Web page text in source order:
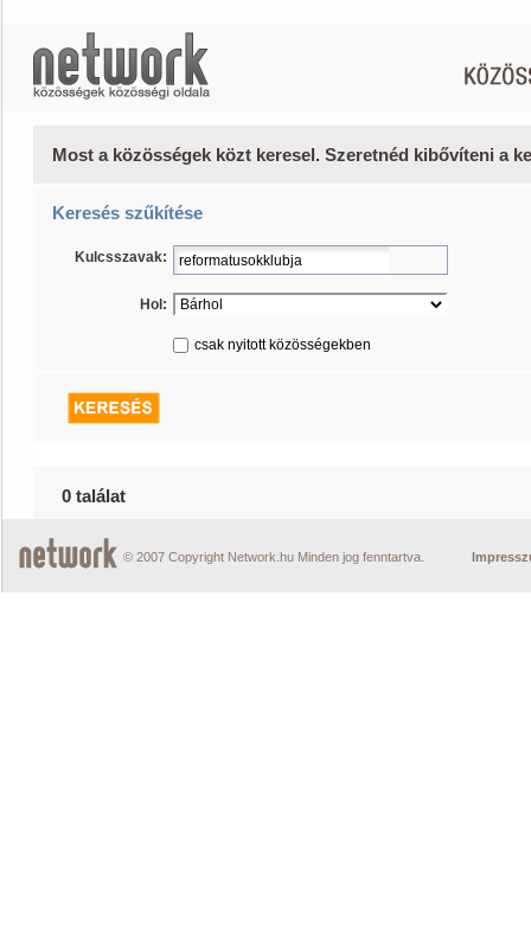
Most a közösségek közt keresel. Szeretnéd kibővíteni a
Keresés szűkítése
Kulcsszavak:
Hol:
csak nyitott közösségekben
0 találat
© 2007 Copyright Network.hu Minden jog fenntartva.